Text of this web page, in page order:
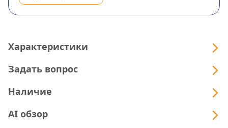
Характеристики
Задать вопрос
Наличие
AI обзор